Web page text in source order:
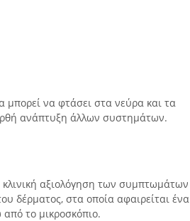
μπορεί να φτάσει στα νεύρα και τα
ανάπτυξη άλλων συστημάτων.
αξιολόγηση των συμπτωμάτων
δέρματος, στα οποία αφαιρείται ένα
το μικροσκόπιο.